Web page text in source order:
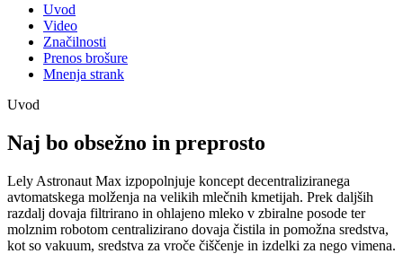
Uvod
Video
Značilnosti
Prenos brošure
Mnenja strank
Uvod
Naj bo obsežno in preprosto
Lely Astronaut Max izpopolnjuje koncept decentraliziranega
avtomatskega molženja na velikih mlečnih kmetijah. Prek daljših
razdalj dovaja filtrirano in ohlajeno mleko v zbiralne posode ter
molznim robotom centralizirano dovaja čistila in pomožna sredstva,
kot so vakuum, sredstva za vroče čiščenje in izdelki za nego vimena.